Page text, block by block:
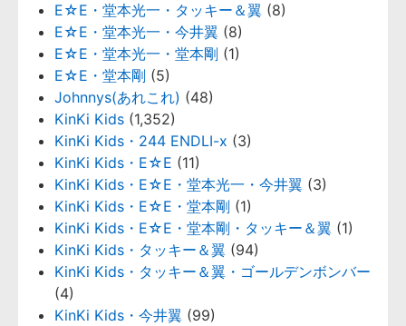
E☆E・堂本光一・タッキー＆翼 (8)
E☆E・堂本光一・今井翼 (8)
E☆E・堂本光一・堂本剛 (1)
E☆E・堂本剛 (5)
Johnnys(あれこれ) (48)
KinKi Kids (1,352)
KinKi Kids・244 ENDLI-x (3)
KinKi Kids・E☆E (11)
KinKi Kids・E☆E・堂本光一・今井翼 (3)
KinKi Kids・E☆E・堂本剛 (1)
KinKi Kids・E☆E・堂本剛・タッキー＆翼 (1)
KinKi Kids・タッキー＆翼 (94)
KinKi Kids・タッキー＆翼・ゴールデンボンバー
(4)
KinKi Kids・今井翼 (99)